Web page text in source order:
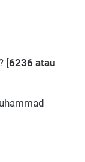
[6236 atau